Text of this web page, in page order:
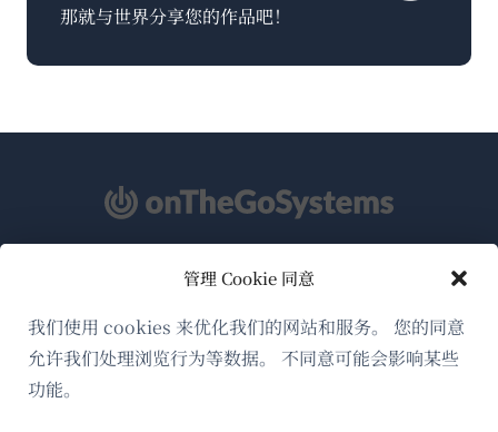
管理 Cookie 同意
我们使用 cookies 来优化我们的网站和服务。 您的同意
允许我们处理浏览行为等数据。 不同意可能会影响某些
功能。
那就与世界分享您的作品吧！
关于WPML
GDPR与隐私政策
加入我们的团队（在